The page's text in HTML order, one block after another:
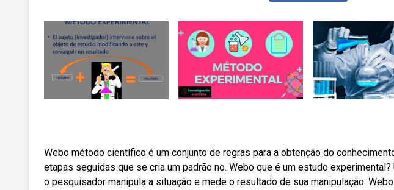
Webo método científico é um conjunto de regras para a obtenção do
etapas seguidas que se cria um padrão no. Webo que é um estudo
o pesquisador manipula a situação e mede o resultado de sua manipulação.